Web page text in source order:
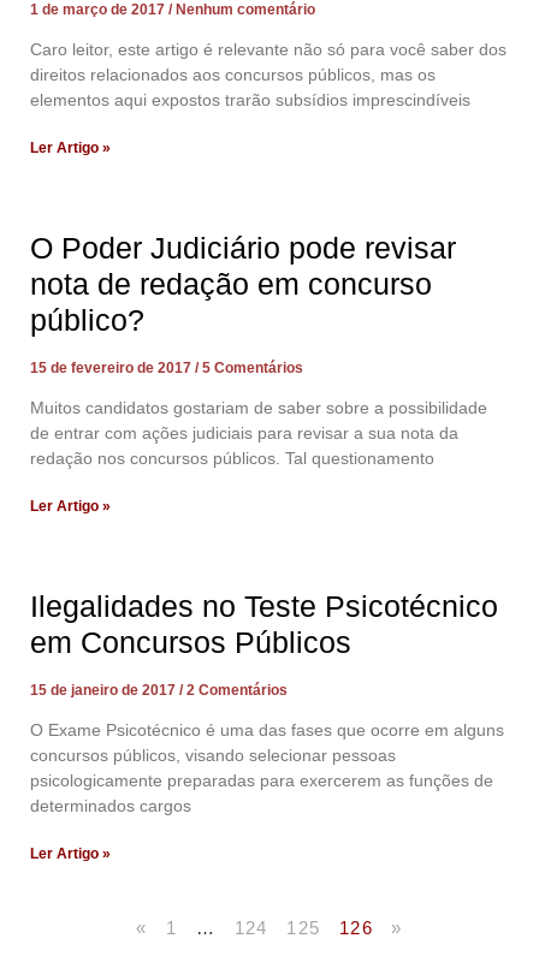
1 de março de 2017 Nenhum comentário
Caro leitor, este artigo é relevante não só para você saber dos
direitos relacionados aos concursos públicos, mas os
elementos aqui expostos trarão subsídios imprescindíveis
Ler Artigo »
O Poder Judiciário pode revisar
nota de redação em concurso
público?
15 de fevereiro de 2017 5 Comentários
Muitos candidatos gostariam de saber sobre a possibilidade
de entrar com ações judiciais para revisar a sua nota da
redação nos concursos públicos. Tal questionamento
Ler Artigo »
Ilegalidades no Teste Psicotécnico
em Concursos Públicos
15 de janeiro de 2017 2 Comentários
O Exame Psicotécnico é uma das fases que ocorre em alguns
concursos públicos, visando selecionar pessoas
psicologicamente preparadas para exercerem as funções de
determinados cargos
Ler Artigo »
« 1 … 124 125 126 »